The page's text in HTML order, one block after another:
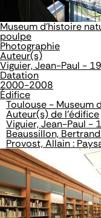
Museum d'histoire
poulpe
Photographie
Auteur(s)
Viguier, Jean-Paul -
Datation
2000-2008
Édifice
Toulouse - Museum
Auteur(s) de l'édifice
Viguier, Jean-Paul -
Beaussillon,
Provost, Allain :